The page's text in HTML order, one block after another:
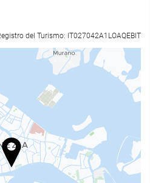
del Turismo: IT027042A1LOAQEBIT